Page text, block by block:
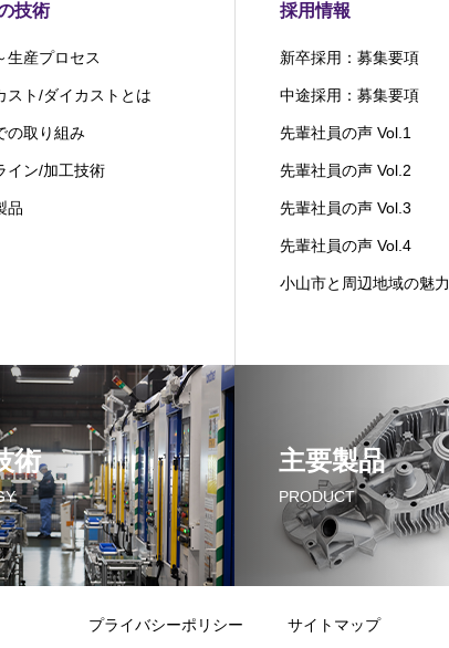
技術
生産プロセス
スト/ダイカストとは
の取り組み
イン/加工技術
品
採用情報
新卒採用：募集要項
中途採用：募集要項
先輩社員の声 Vol.1
先輩社員の声 Vol.2
先輩社員の声 Vol.3
先輩社員の声 Vol.4
小山市と周辺地域の魅力
術 主要製品
PRODUCT
プライバシーポリシー サイトマップ